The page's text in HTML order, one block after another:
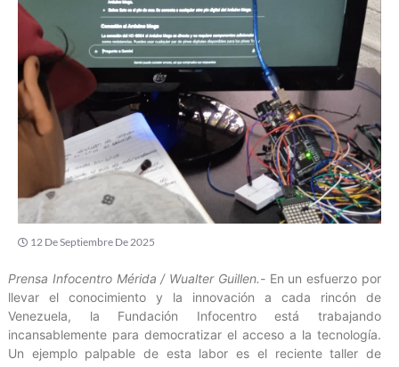
12 De Septiembre De 2025
Prensa Infocentro Mérida / Wualter Guillen.-En un esfuerzo por
llevar el conocimiento y la innovación a cada rincón de
Venezuela, la Fundación Infocentro está trabajando
incansablemente para democratizar el acceso a la tecnología.
Un ejemplo palpable de esta labor es el reciente taller de